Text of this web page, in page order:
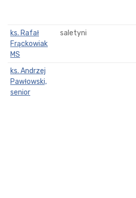
ks. Rafał
Frąckowiak
MS
saletyni
ks. Andrzej
Pawłowski,
senior